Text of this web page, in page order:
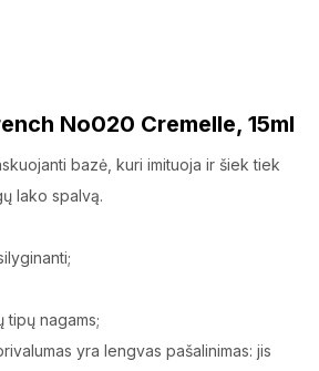
No020 Cremelle, 15ml
bazė, kuri imituoja ir šiek tiek
lako spalvą.
tipų nagams;
yra lengvas pašalinimas: jis
Registracija